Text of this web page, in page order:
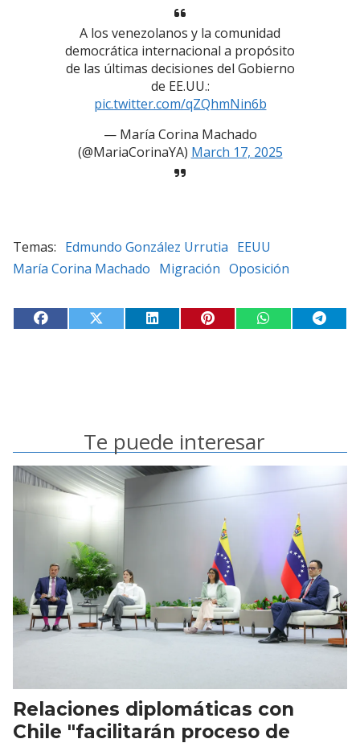
A los venezolanos y la comunidad
democrática internacional a propósito
de las últimas decisiones del Gobierno
de EE.UU.:
pic.twitter.com/qZQhmNin6b
— María Corina Machado
(@MariaCorinaYA) March 17, 2025
Edmundo González Urrutia EEUU
María Corina Machado Migración Oposición
Te puede interesar
Relaciones diplomáticas con
Chile "facilitarán proceso de